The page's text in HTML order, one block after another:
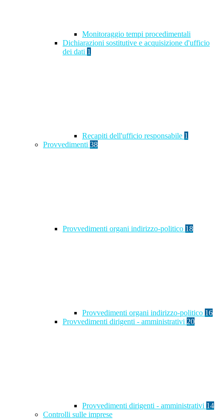
Monitoraggio tempi procedimentali
Dichiarazioni sostitutive e acquisizione d'ufficio
dei dati 1
Recapiti dell'ufficio responsabile 1
Provvedimenti 38
Provvedimenti organi indirizzo-politico 18
Provvedimenti organi indirizzo-politico 16
Provvedimenti dirigenti - amministrativi 20
Provvedimenti dirigenti - amministrativi 14
Controlli sulle imprese